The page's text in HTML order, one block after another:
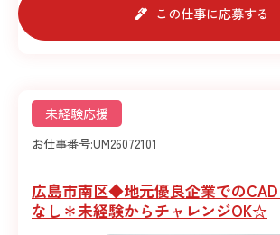
この仕事に応募する
未経験応援
お仕事番号:UM26072101
広島市南区◆地元優良企業での
なし＊未経験からチャレンジOK☆